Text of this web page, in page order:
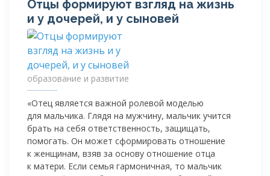
Отцы формируют взгляд на жизнь
и у дочерей, и у сыновей
образование и развитие
«Отец является важной ролевой моделью
для мальчика. Глядя на мужчину, мальчик учится
брать на себя ответственность, защищать,
помогать. Он может сформировать отношение
к женщинам, взяв за основу отношение отца
к матери. Если семья гармоничная, то мальчик